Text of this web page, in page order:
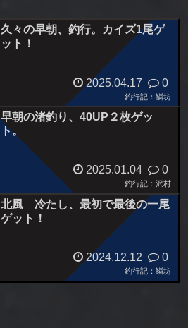
久々の早朝、釣行。カイズ1尾ゲ
ット！
2025.04.17 0
釣行記：鱗坊
早朝の渚釣り、40UP２枚ゲッ
ト。
2025.01.04 0
釣行記：沢村
北風 冷たし、最初で最後の一尾
ゲット！
2024.12.12 0
釣行記：鱗坊